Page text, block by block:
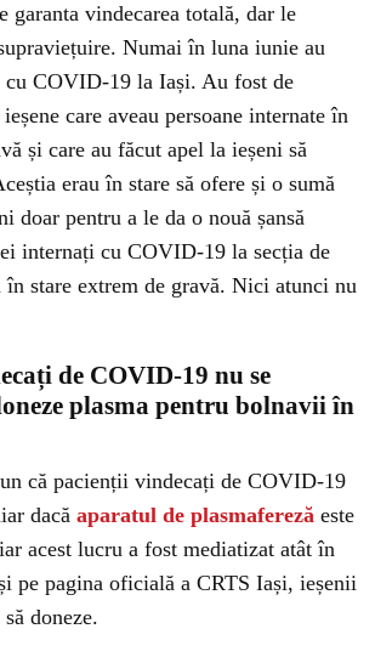
garanta vindecarea totală, dar le
Numai în luna iunie au
COVID-19 la Iași. Au fost de
care aveau persoane internate în
și care au făcut apel la ieșeni să
erau în stare să ofere și o sumă
doar pentru a le da o nouă șansă
internați cu COVID-19 la secția de
în stare extrem de gravă. Nici atunci nu
de COVID-19 nu se
plasma pentru bolnavii în
că pacienții vindecați de COVID-19
dacă aparatul de plasmafereză este
acest lucru a fost mediatizat atât în
pe pagina oficială a CRTS Iași, ieșenii
doneze.